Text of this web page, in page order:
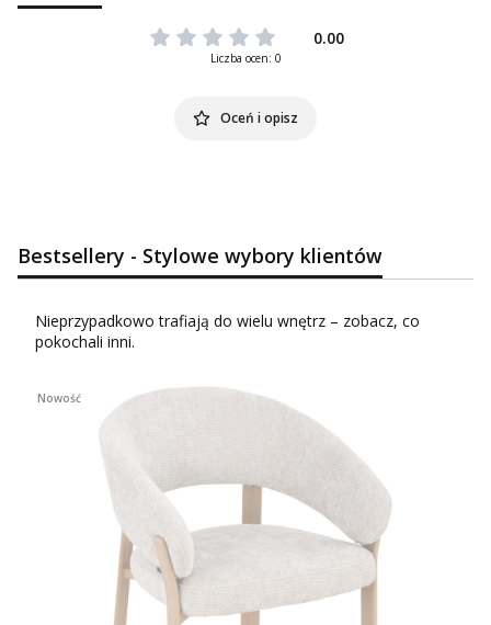
0.00
Liczba ocen: 0
Oceń i opisz
Bestsellery - Stylowe wybory klientów
Nieprzypadkowo trafiają do wielu wnętrz – zobacz, co
pokochali inni.
Nowość